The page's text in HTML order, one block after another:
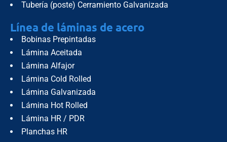
Tubería (poste) Cerramiento Galvanizada
Línea de láminas de acero
Bobinas Prepintadas
Lámina Aceitada
Lámina Alfajor
Lámina Cold Rolled
Lámina Galvanizada
Lámina Hot Rolled
Lámina HR / PDR
Planchas HR